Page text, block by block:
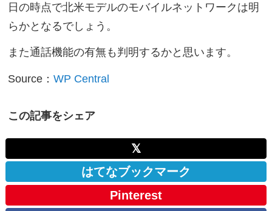
日の時点で北米モデルのモバイルネットワークは明
らかとなるでしょう。
また通話機能の有無も判明するかと思います。
Source：WP Central
この記事をシェア
𝕏
はてなブックマーク
Pinterest